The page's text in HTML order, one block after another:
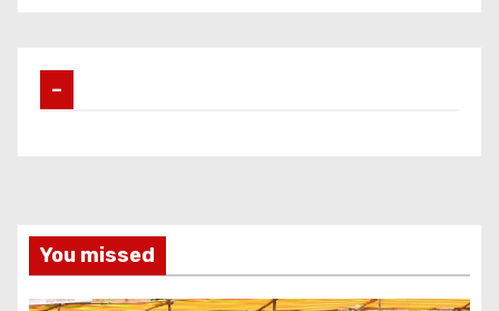
–
You missed